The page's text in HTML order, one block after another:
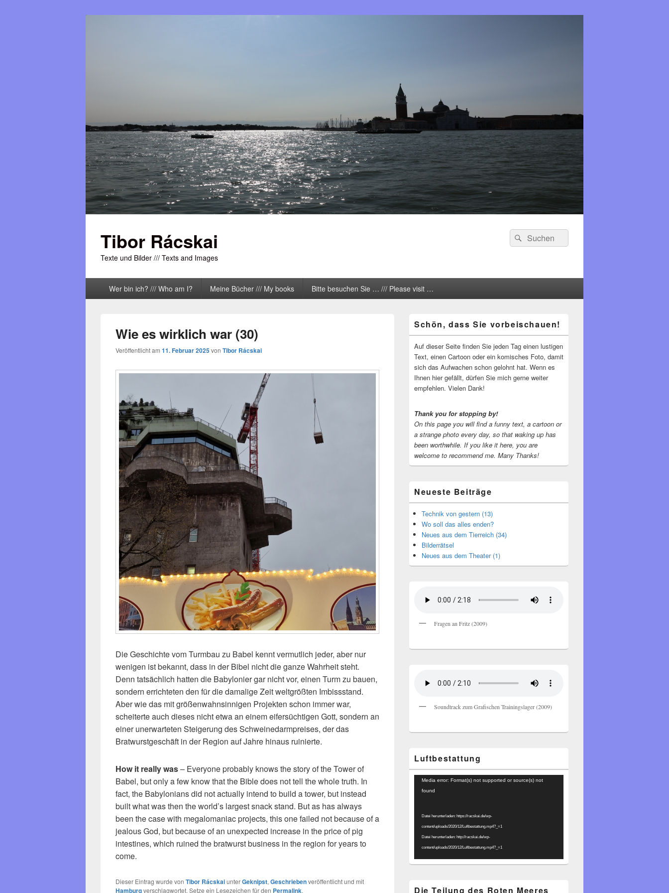
Tibor Rácskai
Texte und Bilder /// Texts and Images
Suchen
nach:
Suchen
Wer bin ich? /// Who am I? Meine Bücher /// My books Bitte besuchen Sie … /// Please visit …
Wie es wirklich war (30)
Veröffentlicht am 11. Februar 2025von Tibor Rácskai
Die Geschichte vom Turmbau zu Babel kennt vermutlich jeder, aber nur
wenigen ist bekannt, dass in der Bibel nicht die ganze Wahrheit steht.
Denn tatsächlich hatten die Babylonier gar nicht vor, einen Turm zu bauen,
sondern errichteten den für die damalige Zeit weltgrößten Imbissstand.
Aber wie das mit größenwahnsinnigen Projekten schon immer war,
scheiterte auch dieses nicht etwa an einem eifersüchtigen Gott, sondern an
einer unerwarteten Steigerung des Schweinedarmpreises, der das
Bratwurstgeschäft in der Region auf Jahre hinaus ruinierte.
How it really was– Everyone probably knows the story of the Tower of
Babel, but only a few know that the Bible does not tell the whole truth. In
fact, the Babylonians did not actually intend to build a tower, but instead
built what was then the world’s largest snack stand. But as has always
been the case with megalomaniac projects, this one failed not because of a
jealous God, but because of an unexpected increase in the price of pig
intestines, which ruined the bratwurst business in the region for years to
come.
Dieser Eintrag wurde von Tibor RácskaiunterGeknipst, Geschriebenveröffentlicht und mit
Hamburgverschlagwortet. Setze ein Lesezeichen für den Permalink.
Seitenleisten-
Widgetbereich
Schön, dass Sie vorbeischauen!
Auf dieser Seite finden Sie jeden Tag einen lustigen
Text, einen Cartoon oder ein komisches Foto, damit
sich das Aufwachen schon gelohnt hat. Wenn es
Ihnen hier gefällt, dürfen Sie mich gerne weiter
empfehlen. Vielen Dank!
Thank you for stopping by!
On this page you will find a funny text, a cartoon or
a strange photo every day, so that waking up has
been worthwhile. If you like it here, you are
welcome to recommend me. Many Thanks!
Neueste Beiträge
Technik von gestern (13)
Wo soll das alles enden?
Neues aus dem Tierreich (34)
Bilderrätsel
Neues aus dem Theater (1)
Fragen an Fritz (2009)
Soundtrack zum Grafischen Trainingslager (2009)
Luftbestattung
Video-
Player
Media error: Format(s) not supported or source(s) not
found
Datei herunterladen: https://racskai.de/wp-
content/uploads/2020/12/Luftbestattung.mp4?_=1
Datei herunterladen: http://racskai.de/wp-
content/uploads/2020/12/Luftbestattung.mp4?_=1
Die Teilung des Roten Meeres